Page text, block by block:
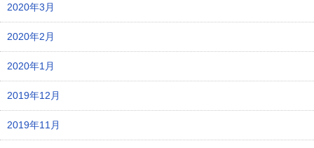
2020年3月
2020年2月
2020年1月
2019年12月
2019年11月